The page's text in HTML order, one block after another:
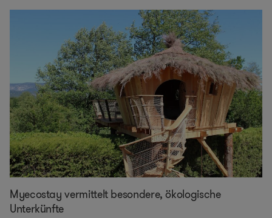
Myecostay vermittelt besondere, ökologische
Unterkünfte